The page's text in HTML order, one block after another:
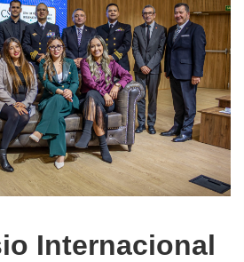
Internacional